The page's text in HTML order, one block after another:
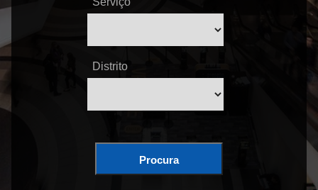
Distrito
Procura